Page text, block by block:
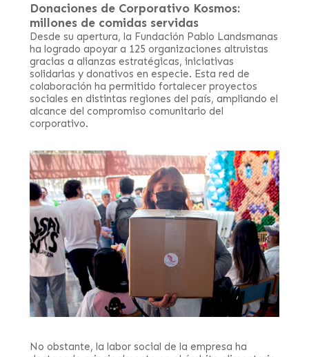
Donaciones de Corporativo Kosmos:
millones de comidas servidas
Desde su apertura, la Fundación Pablo Landsmanas
ha logrado apoyar a 125 organizaciones altruistas
gracias a alianzas estratégicas, iniciativas
solidarias y donativos en especie. Esta red de
colaboración ha permitido fortalecer proyectos
sociales en distintas regiones del país, ampliando el
alcance del compromiso comunitario del
corporativo.
No obstante, la labor social de la empresa ha